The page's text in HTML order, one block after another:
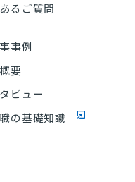
るご質問
事例
要
ビュー
の基礎知識